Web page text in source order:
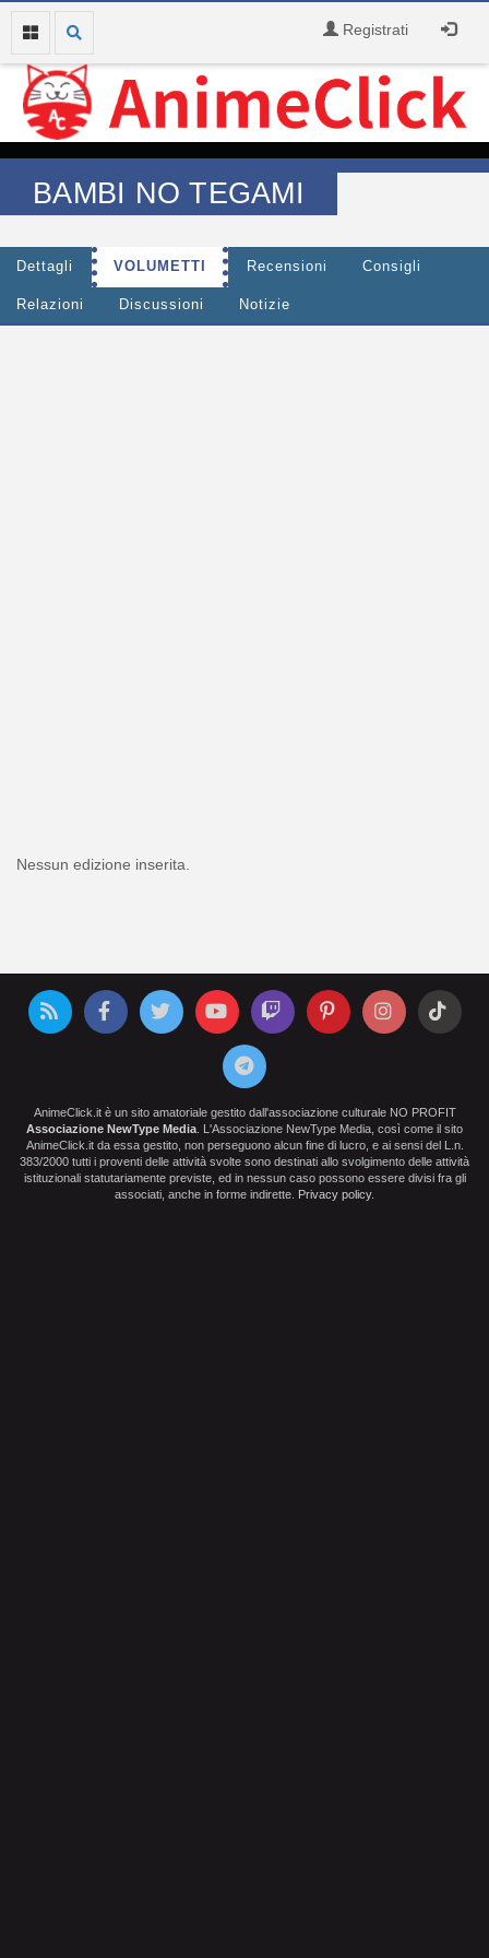
Registrati
BAMBI NO TEGAMI
Dettagli VOLUMETTI Recensioni Consigli
Relazioni Discussioni Notizie
Nessun edizione inserita.
AnimeClick.it è un sito amatoriale gestito dall'associazione culturale NO PROFIT
Associazione NewType Media . L'Associazione NewType Media, così come il sito
AnimeClick.it da essa gestito, non perseguono alcun fine di lucro, e ai sensi del L.n.
383/2000 tutti i proventi delle attività svolte sono destinati allo svolgimento delle attività
istituzionali statutariamente previste, ed in nessun caso possono essere divisi fra gli
associati, anche in forme indirette. Privacy policy.